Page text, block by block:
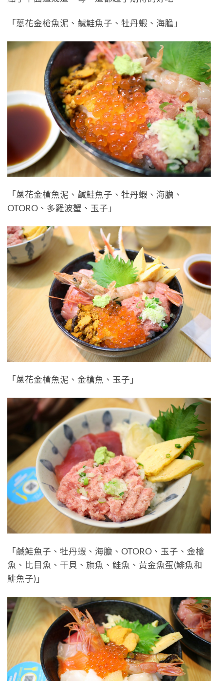
「蔥花金槍魚泥、鹹鮭魚子、牡丹蝦、海膽」
「蔥花金槍魚泥、鹹鮭魚子、牡丹蝦、海膽、
OTORO、多羅波蟹、玉子」
「蔥花金槍魚泥、金槍魚、玉子」
「鹹鮭魚子、牡丹蝦、海膽、OTORO、玉子、金槍
魚、比目魚、干貝、旗魚、鮭魚、黃金魚蛋(鯡魚和
鯡魚子)」